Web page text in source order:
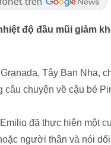
độ đầu mũi giảm
Tây Ban Nha,
chuyện về cậu bé
đã thực hiện một
người thân và nói